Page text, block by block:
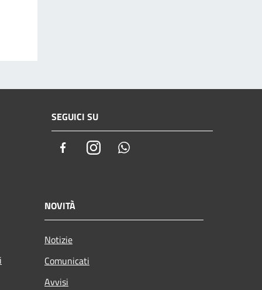
SEGUICI SU
FacebookInstagram
NOVITÀ
Notizie
Comunicati
Avvisi